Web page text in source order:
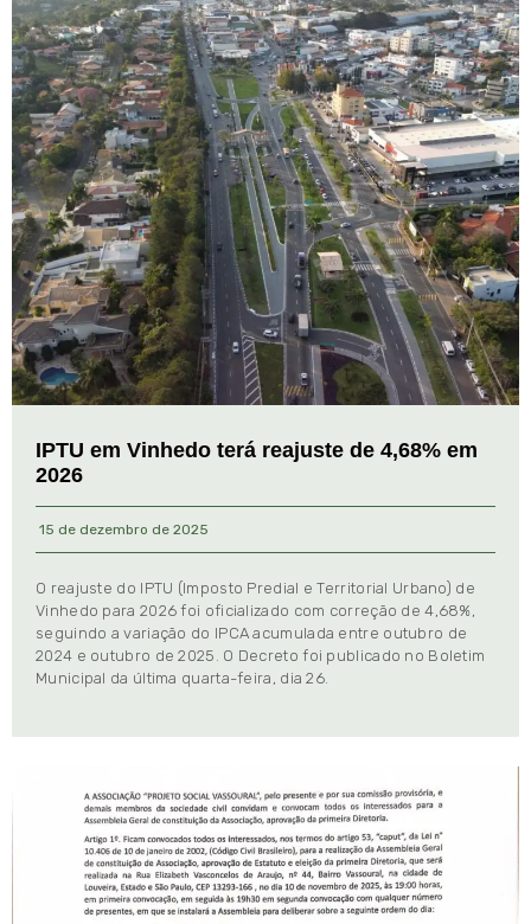
IPTU em Vinhedo terá reajuste de 4,68% em
2026
15 de dezembro de 2025
O reajuste do IPTU (Imposto Predial e Territorial Urbano) de
Vinhedo para 2026 foi oficializado com correção de 4,68%,
seguindo a variação do IPCA acumulada entre outubro de
2024 e outubro de 2025. O Decreto foi publicado no Boletim
Municipal da última quarta-feira, dia 26.